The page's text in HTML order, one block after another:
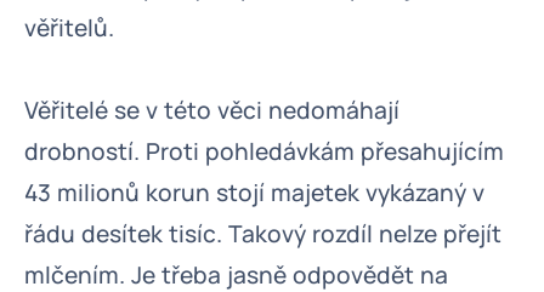
věřitelů.
Věřitelé se v této věci nedomáhají
drobností. Proti pohledávkám přesahujícím
43 milionů korun stojí majetek vykázaný v
řádu desítek tisíc. Takový rozdíl nelze přejít
mlčením. Je třeba jasně odpovědět na